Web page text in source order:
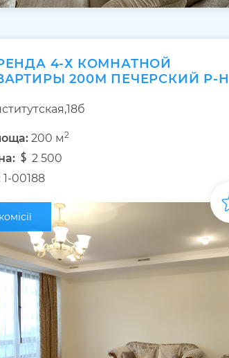
4-Х КОМНАТНОЙ
200М ПЕЧЕРСКИЙ Р-Н
200 м2
2 500
1-00188